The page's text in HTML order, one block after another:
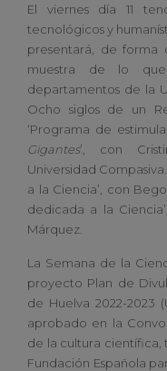
El viernes día 11
tecnológicos y
presentará, de forma
muestra de lo
departamentos de la
Ocho siglos de un
‘Programa de
Gigantes’, con
Universidad
a la Ciencia’, con
dedicada a la
Márquez.
La Semana de la
proyecto Plan de
de Huelva 2022-2023
aprobado en la
de la cultura científica,
Fundación Española